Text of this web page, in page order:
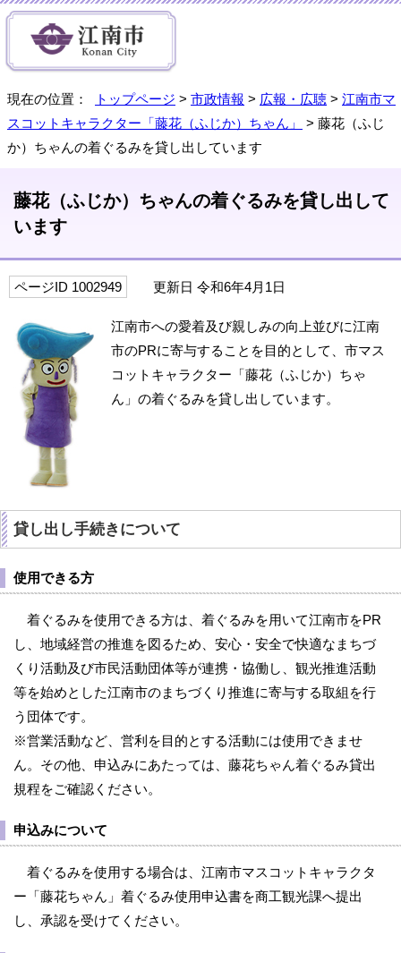
現在の位置： トップページ > 市政情報 > 広報・広聴 > 江南市マ
スコットキャラクター「藤花（ふじか）ちゃん」
> 藤花（ふじ
か）ちゃんの着ぐるみを貸し出しています
藤花（ふじか）ちゃんの着ぐるみを貸し出して
います
ページID 1002949 更新日 令和6年4月1日
江南市への愛着及び親しみの向上並びに江南
市のPRに寄与することを目的として、市マス
コットキャラクター「藤花（ふじか）ちゃ
ん」の着ぐるみを貸し出しています。
貸し出し手続きについて
使用できる方
着ぐるみを使用できる方は、着ぐるみを用いて江南市をPR
し、地域経営の推進を図るため、安心・安全で快適なまちづ
くり活動及び市民活動団体等が連携・協働し、観光推進活動
等を始めとした江南市のまちづくり推進に寄与する取組を行
う団体です。
※営業活動など、営利を目的とする活動には使用できませ
ん。その他、申込みにあたっては、藤花ちゃん着ぐるみ貸出
規程をご確認ください。
申込みについて
着ぐるみを使用する場合は、江南市マスコットキャラクタ
ー「藤花ちゃん」着ぐるみ使用申込書を商工観光課へ提出
し、承認を受けてください。